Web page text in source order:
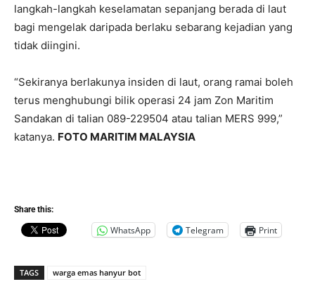
langkah-langkah keselamatan sepanjang berada di laut
bagi mengelak daripada berlaku sebarang kejadian yang
tidak diingini.
“Sekiranya berlakunya insiden di laut, orang ramai boleh
terus menghubungi bilik operasi 24 jam Zon Maritim
Sandakan di talian 089-229504 atau talian MERS 999,”
katanya. FOTO MARITIM MALAYSIA
Share this:
WhatsApp Telegram Print
TAGS warga emas hanyur bot